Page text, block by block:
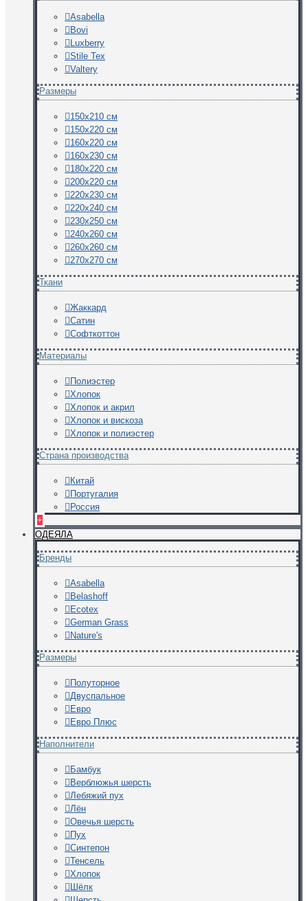
Asabella
Bovi
Luxberry
Stile Tex
Valtery
Размеры
150х210 см
150х220 см
160х220 см
160х230 см
180х220 см
200х220 см
220х230 см
220х240 см
230х250 см
240х260 см
260х260 см
270х270 см
Ткани
Жаккард
Сатин
Софткоттон
Материалы
Полиэстер
Хлопок
Хлопок и акрил
Хлопок и вискоза
Хлопок и полиэстер
Страна производства
Китай
Португалия
Россия
+
ОДЕЯЛА
Бренды
Asabella
Belashoff
Ecotex
German Grass
Nature's
Размеры
Полуторное
Двуспальное
Евро
Евро Плюс
Наполнители
Бамбук
Верблюжья шерсть
Лебяжий пух
Лён
Овечья шерсть
Пух
Синтепон
Тенсель
Хлопок
Шёлк